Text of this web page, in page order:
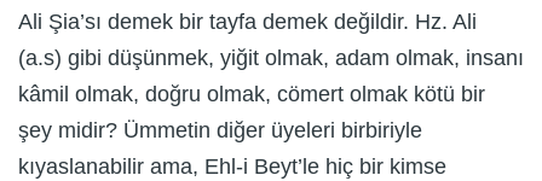
Ali Şia’sı demek bir tayfa demek değildir. Hz. Ali
(a.s) gibi düşünmek, yiğit olmak, adam olmak, insanı
kâmil olmak, doğru olmak, cömert olmak kötü bir
şey midir? Ümmetin diğer üyeleri birbiriyle
kıyaslanabilir ama, Ehl-i Beyt’le hiç bir kimse